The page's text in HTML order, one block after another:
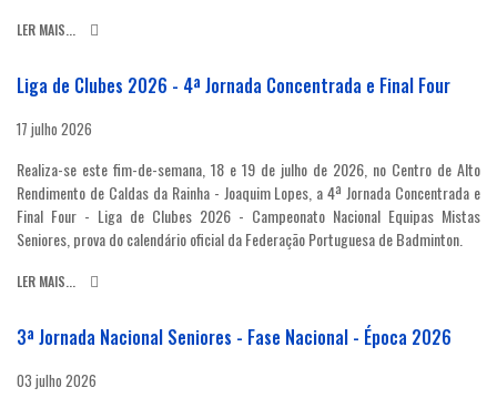
LER MAIS...
Liga de Clubes 2026 - 4ª Jornada Concentrada e Final Four
17 julho 2026
Realiza-se este fim-de-semana, 18 e 19 de julho de 2026, no Centro de Alto
Rendimento de Caldas da Rainha - Joaquim Lopes, a 4ª Jornada Concentrada e
Final Four - Liga de Clubes 2026 - Campeonato Nacional Equipas Mistas
Seniores, prova do calendário oficial da Federação Portuguesa de Badminton.
LER MAIS...
3ª Jornada Nacional Seniores - Fase Nacional - Época 2026
03 julho 2026